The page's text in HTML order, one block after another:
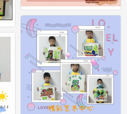
创意儿童画3～7岁
0